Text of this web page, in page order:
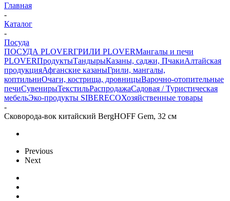
Главная
-
Каталог
-
Посуда
ПОСУДА PLOVERГРИЛИ PLOVERМангалы и печи
PLOVERПродуктыТандырыКазаны, саджи, ПчакиАлтайская
продукцияАфганские казаныГрили, мангалы,
коптильниОчаги, кострища, дровницыВарочно-отопительные
печиСувенирыТекстильРаспродажаСадовая / Туристическая
мебельЭко-продукты SIBERECOХозяйственные товары
-
Сковорода-вок китайский BergHOFF Gem, 32 см
Previous
Next